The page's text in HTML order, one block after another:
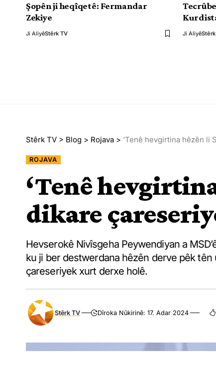
Şopên ji heqîqetê: Fermandar
Zekiye
Ji AliyêStêrk TV Ji Aliyê
Stêrk TV > Blog > Rojava > ‘Tenê hevgirtina hêzên li
ROJAVA
‘Tenê
dikare
Hevserokê Nivîsgeha Peywendiyan a
ku ji ber destwerdana hêzên derve pêk
çareseriyek xurt derxe holê.
Stêrk TV Dîroka Nûkirinê: 17. Adar 2024